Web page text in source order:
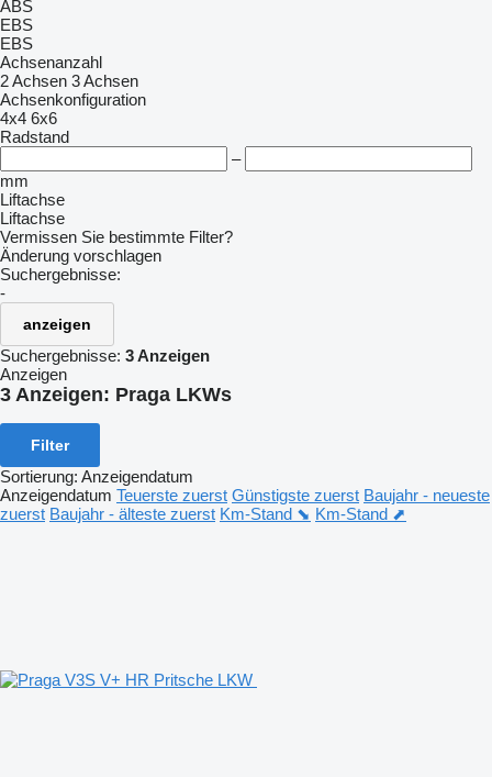
ABS
EBS
EBS
Achsenanzahl
2 Achsen 3 Achsen
Achsenkonfiguration
4x4 6x6
Radstand
–
mm
Liftachse
Liftachse
Vermissen Sie bestimmte Filter?
Änderung vorschlagen
Suchergebnisse:
-
anzeigen
Suchergebnisse: 3 Anzeigen
Anzeigen
3 Anzeigen: Praga LKWs
Filter
Sortierung: Anzeigendatum
Anzeigendatum Teuerste zuerst Günstigste zuerst Baujahr - neueste
zuerst Baujahr - älteste zuerst Km-Stand ⬊ Km-Stand ⬈